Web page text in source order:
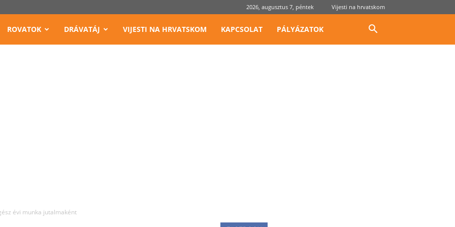
2026, augusztus 7, péntek Vijesti na hrvatskom
ROVATOK DRÁVATÁJ VIJESTI NA HRVATSKOM KAPCSOLAT PÁLYÁZATOK
évi munka jutalmaként